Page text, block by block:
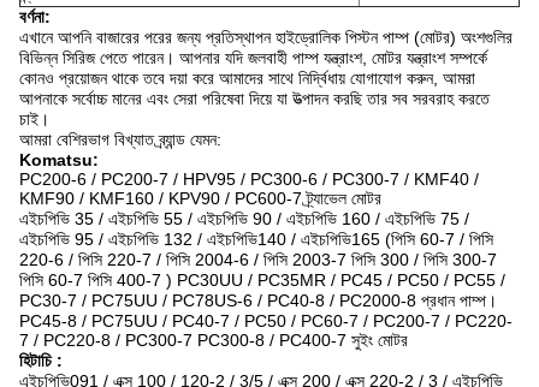
বর্ণনা:
এখানে আপনি বাজারের পরের জন্য প্রতিস্থাপন হাইড্রোলিক পিস্টন পাম্প (মোটর) অংশগুলির
বিভিন্ন সিরিজ পেতে পারেন। আপনার যদি জলবাহী পাম্প যন্ত্রাংশ, মোটর যন্ত্রাংশ সম্পর্কে
কোনও প্রয়োজন থাকে তবে দয়া করে আমাদের সাথে নির্দ্বিধায় যোগাযোগ করুন, আমরা
আপনাকে সর্বোচ্চ মানের এবং সেরা পরিষেবা দিয়ে যা উত্পাদন করছি তার সব সরবরাহ করতে
চাই।
আমরা বেশিরভাগ বিখ্যাত ব্র্যান্ড যেমন:
Komatsu:
PC200-6 / PC200-7 / HPV95 / PC300-6 / PC300-7 / KMF40 /
KMF90 / KMF160 / KPV90 / PC600-7 ট্র্যাভেল মোটর
এইচপিভি 35 / এইচপিভি 55 / এইচপিভি 90 / এইচপিভি 160 / এইচপিভি 75 /
এইচপিভি 95 / এইচপিভি 132 / এইচপিভি140 / এইচপিভি165 (পিসি 60-7 / পিসি
220-6 / পিসি 220-7 / পিসি 2004-6 / পিসি 2003-7 পিসি 300 / পিসি 300-7
পিসি 60-7 পিসি 400-7 ) PC30UU / PC35MR / PC45 / PC50 / PC55 /
PC30-7 / PC75UU / PC78US-6 / PC40-8 / PC2000-8 প্রধান পাম্প।
PC45-8 / PC75UU / PC40-7 / PC50 / PC60-7 / PC200-7 / PC220-
7 / PC220-8 / PC300-7 PC300-8 / PC400-7 সুইং মোটর
হিটাচি :
এইচপিভি091 / এক্স 100 / 120-2 / 3/5 / এক্স 200 / এক্স 220-2 / 3 / এইচপিভি